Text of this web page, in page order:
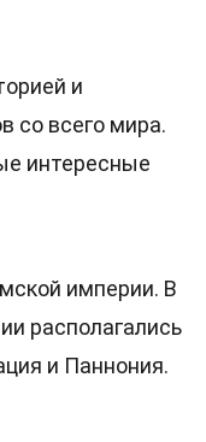
и
со всего мира.
интересные
империи. В
располагались
и Паннония.